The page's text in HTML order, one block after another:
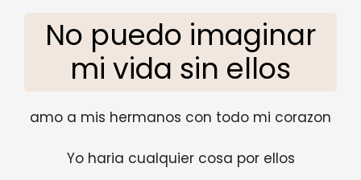
No puedo imaginar
mi vida sin ellos
amo a mis hermanos con todo mi corazon
Yo haria cualquier cosa por ellos